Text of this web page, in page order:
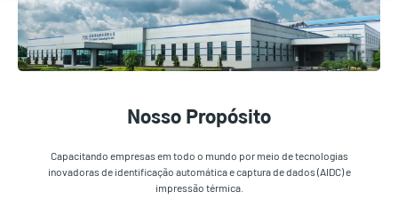
Nosso Propósito
Capacitando empresas em todo o mundo por meio de tecnologias
inovadoras de identificação automática e captura de dados (AIDC) e
impressão térmica.